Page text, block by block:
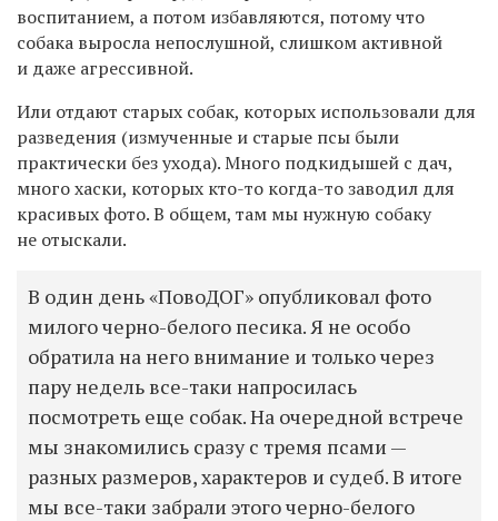
воспитанием, а потом избавляются, потому что
собака выросла непослушной, слишком активной
и даже агрессивной.
Или отдают старых собак, которых использовали для
разведения (измученные и старые псы были
практически без ухода). Много подкидышей с дач,
много хаски, которых кто-то когда-то заводил для
красивых фото. В общем, там мы нужную собаку
не отыскали.
В один день «ПовоДОГ» опубликовал фото
милого черно-белого песика. Я не особо
обратила на него внимание и только через
пару недель все-таки напросилась
посмотреть еще собак. На очередной встрече
мы знакомились сразу с тремя псами —
разных размеров, характеров и судеб. В итоге
мы все-таки забрали этого черно-белого